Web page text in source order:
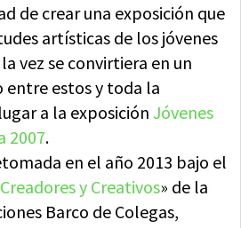
de crear una exposición que
artísticas de los jóvenes
vez se convirtiera en un
estos y toda la
a la exposiciónJóvenes
2007.
en el año 2013 bajo el
y Creativos» de la
Barco de Colegas,